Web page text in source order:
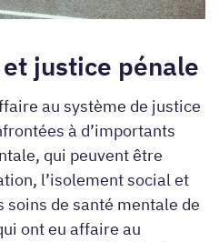
justice pénale
au système de justice
à d’importants
qui peuvent être
l’isolement social et
soins de santé mentale de
ont eu affaire au